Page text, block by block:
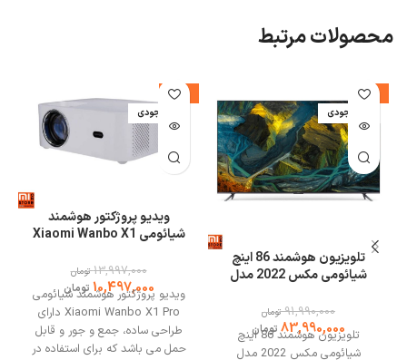
محصولات مرتبط
-9%
اتمام موجودی
تلویزیون هوشمند 86 اینچ
شیائومی مکس 2022 مدل
91,990,000 تومان
83,990,000 تومانتلویزیون هوشمند 86 اینچ
شیائومی مکس 2022 مدل
-25%
اتمام موجودی
ویدیو پروژکتور هوشمند
شیائومی Xiaomi Wanbo X1
13,997,000 تومان
10,497,000 تومان
ویدیو پروژکتور هوشمند شیائومی
Xiaomi Wanbo X1 Pro دارای
طراحی ساده، جمع و جور و قابل
حمل می باشد که برای استفاده در